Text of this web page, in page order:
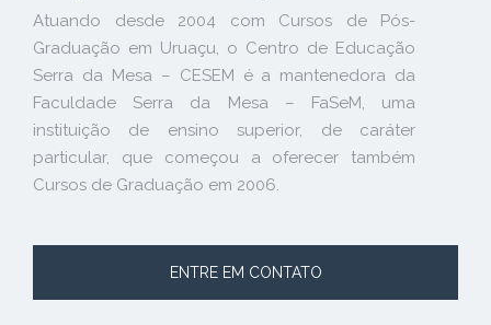
Atuando desde 2004 com Cursos de Pós-
Graduação em Uruaçu, o Centro de Educação
Serra da Mesa – CESEM é a mantenedora da
Faculdade Serra da Mesa – FaSeM, uma
instituição de ensino superior, de caráter
particular, que começou a oferecer também
Cursos de Graduação em 2006.
ENTRE EM CONTATO